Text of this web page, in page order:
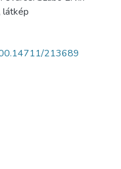
látkép
213689